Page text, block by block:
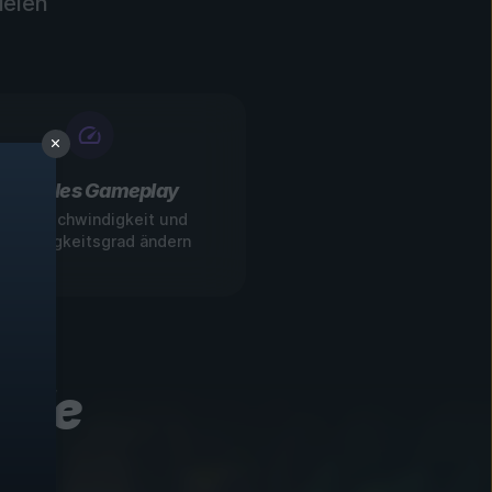
Flexibles Gameplay
Spielgeschwindigkeit und
ändern